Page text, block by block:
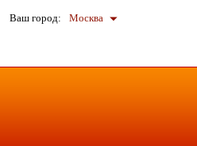
Ваш город: Москва